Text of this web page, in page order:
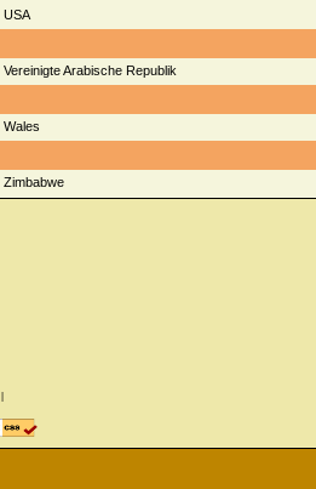
USA
Vereinigte Arabische Republik
Wales
Zimbabwe
|